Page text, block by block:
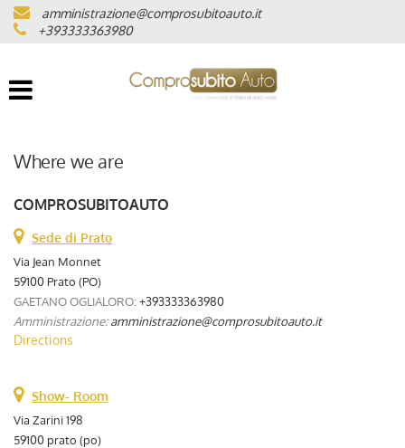
VEHICLE LIST
WHERE WE ARE
NOLEGGIO DI LUSSO
(ITALIANO) CONSEGNA A
DOMICILIO IN TUTTA ITALIA
(ITALIANO) AUTO SU
ORDINAZIONE
amministrazione@comprosubitoauto.it
+393333363980
Where we are
COMPROSUBITOAUTO
Sede di Prato
Via Jean Monnet
59100 Prato (PO)
GAETANO OGLIALORO:+393333363980
Amministrazione:amministrazione@comprosubitoauto.it
Directions
Show- Room
Via Zarini 198
59100 prato (po)